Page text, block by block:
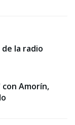
de la radio
con Amorín,